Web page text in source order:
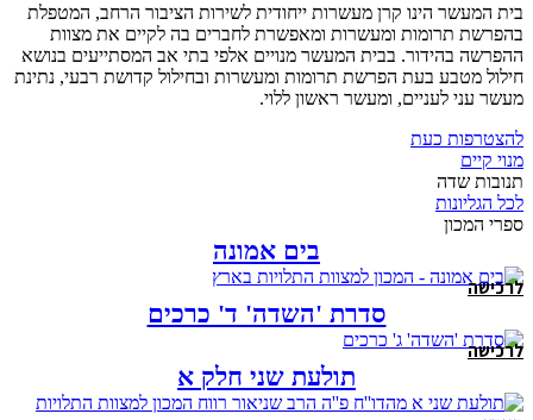
בית המעשר הינו קרן מעשרות ייחודית לשירות הציבור הרחב, המטפלת
בהפרשת תרומות ומעשרות ומאפשרת לחברים בה לקיים את מצוות
ההפרשה בהידור. בבית המעשר מנויים אלפי בתי אב המסתייעים בנושא
חילול מטבע בעת הפרשת תרומות ומעשרות ובחילול קדושת רבעי, נתינת
מעשר עני לעניים, ומעשר ראשון ללוי.
להצטרפות כעת
מנוי קיים
תנובות שדה
לכל הגליונות
ספרי המכון
בים אמונה
לרכישה
סדרת 'השדה' ד' כרכים
לרכישה
תולעת שני חלק א